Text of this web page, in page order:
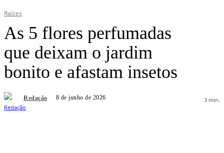
Raízes
As 5 flores perfumadas
que deixam o jardim
bonito e afastam insetos
Redação 8 de junho de 2026 3 min.